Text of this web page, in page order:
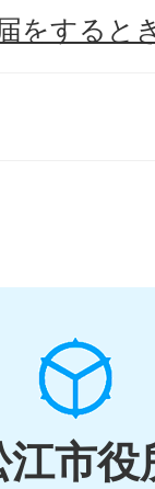
をすると
江市役